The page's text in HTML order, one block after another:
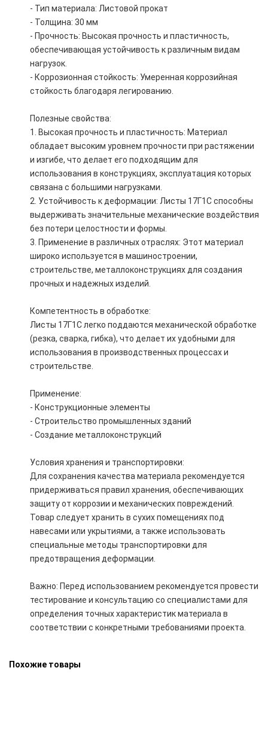
- Тип материала: Листовой прокат
- Толщина: 30 мм
- Прочность: Высокая прочность и пластичность,
обеспечивающая устойчивость к различным видам
нагрузок.
- Коррозионная стойкость: Умеренная коррозийная
стойкость благодаря легированию.
Полезные свойства:
1. Высокая прочность и пластичность: Материал
обладает высоким уровнем прочности при растяжении
и изгибе, что делает его подходящим для
использования в конструкциях, эксплуатация которых
связана с большими нагрузками.
2. Устойчивость к деформации: Листы 17Г1С способны
выдерживать значительные механические воздействия
без потери целостности и формы.
3. Применение в различных отраслях: Этот материал
широко используется в машиностроении,
строительстве, металлоконструкциях для создания
прочных и надежных изделий.
Компетентность в обработке:
Листы 17Г1С легко поддаются механической обработке
(резка, сварка, гибка), что делает их удобными для
использования в производственных процессах и
строительстве.
Применение:
- Конструкционные элементы
- Строительство промышленных зданий
- Создание металлоконструкций
Условия хранения и транспортировки:
Для сохранения качества материала рекомендуется
придерживаться правил хранения, обеспечивающих
защиту от коррозии и механических повреждений.
Товар следует хранить в сухих помещениях под
навесами или укрытиями, а также использовать
специальные методы транспортировки для
предотвращения деформации.
Важно: Перед использованием рекомендуется провести
тестирование и консультацию со специалистами для
определения точных характеристик материала в
соответствии с конкретными требованиями проекта.
Похожие товары